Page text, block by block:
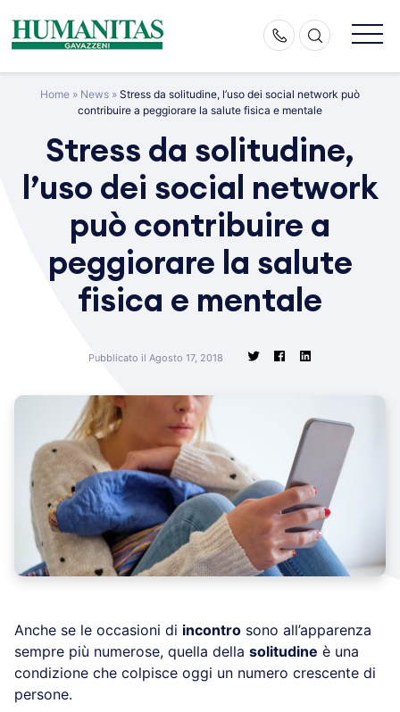
content
Home » News » Stress da solitudine, l’uso dei social network può
contribuire a peggiorare la salute fisica e mentale
Stress da solitudine,
l’uso dei social network
può contribuire a
peggiorare la salute
fisica e mentale
Pubblicato il Agosto 17, 2018
Anche se le occasioni di incontro sono all’apparenza
sempre più numerose, quella della solitudine è una
condizione che colpisce oggi un numero crescente di
persone.